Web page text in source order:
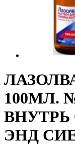
100МЛ.
ЭНД